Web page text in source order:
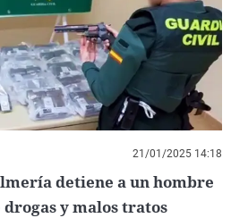
21/01/2025 14:18
detiene a un hombre
y malos tratos